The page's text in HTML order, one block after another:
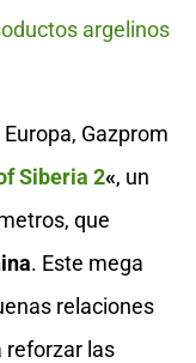
argelinos
Gazprom
Siberia 2«, un
que
. Este mega
relaciones
reforzar las